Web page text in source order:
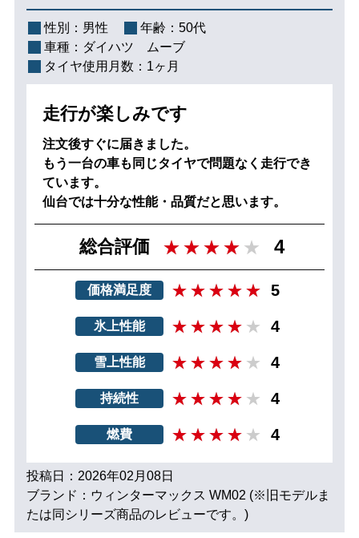
性別： 男性 年齢： 50代
車種： ダイハツ ムーブ
タイヤ使用月数： 1ヶ月
走行が楽しみです
注文後すぐに届きました。
もう一台の車も同じタイヤで問題なく走行でき
ています。
仙台では十分な性能・品質だと思います。
総合評価 4
価格満足度 5
氷上性能 4
雪上性能 4
持続性 4
燃費 4
投稿日：2026年02月08日
ブランド：ウィンターマックス WM02 (※旧モデルま
たは同シリーズ商品のレビューです。)